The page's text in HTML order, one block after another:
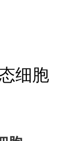
细胞